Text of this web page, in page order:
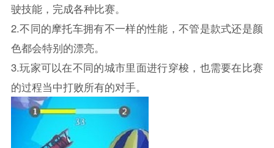
驶技能，完成各种比赛。
2.不同的摩托车拥有不一样的性能，不管是款式还是颜
色都会特别的漂亮。
3.玩家可以在不同的城市里面进行穿梭，也需要在比赛
的过程当中打败所有的对手。